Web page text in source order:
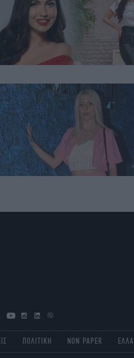
ΠΟΛΙΤΙΚΗ NON PAPER